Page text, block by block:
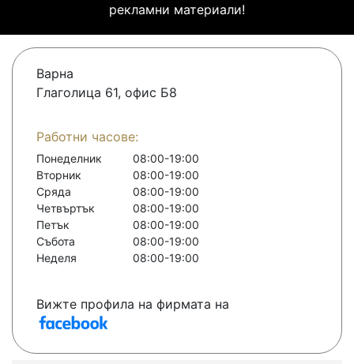
рекламни материали!
Варна
Глаголица 61, офис Б8
Работни часове:
Понеделник
08:00-19:00
Вторник
08:00-19:00
Сряда
08:00-19:00
Четвъртък
08:00-19:00
Петък
08:00-19:00
Събота
08:00-19:00
Неделя
08:00-19:00
Вижте профила на фирмата на